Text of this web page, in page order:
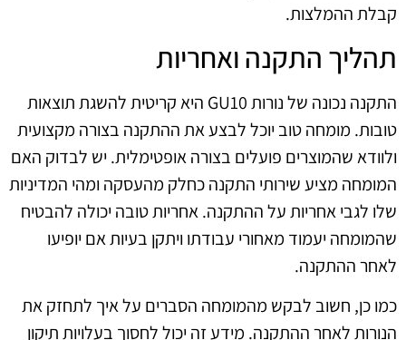
קבלת ההמלצות.
תהליך התקנה ואחריות
התקנה נכונה של נורות GU10 היא קריטית להשגת תוצאות
טובות. מומחה טוב יוכל לבצע את ההתקנה בצורה מקצועית
ולוודא שהמוצרים פועלים בצורה אופטימלית. יש לבדוק האם
המומחה מציע שירותי התקנה כחלק מהעסקה ומהי המדיניות
שלו לגבי אחריות על ההתקנה. אחריות טובה יכולה להבטיח
שהמומחה יעמוד מאחורי עבודתו ויתקן בעיות אם יופיעו
לאחר ההתקנה.
כמו כן, חשוב לבקש מהמומחה הסברים על איך לתחזק את
הנורות לאחר ההתקנה. מידע זה יכול לחסוך בעלויות תיקון